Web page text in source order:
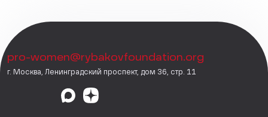
pro-women@rybakovfoundation.org
г. Москва, Ленинградский проспект, дом 36, стр. 11